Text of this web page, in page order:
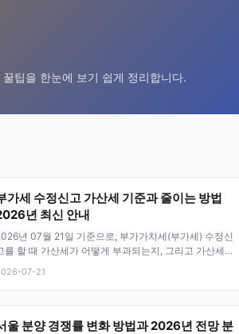
팁을 한눈에 보기 쉽게 정리합니다.
가세 수정신고 가산세 기준과 줄이는 방법
년 최신 안내
년 07월 21일 기준으로, 부가가치세(부가세) 수정신
를 할 때 가산세가 어떻게 부과되는지, 그리고 가산세를
07-21
울 분양 경쟁률 변화 방법과 2026년 전망 분